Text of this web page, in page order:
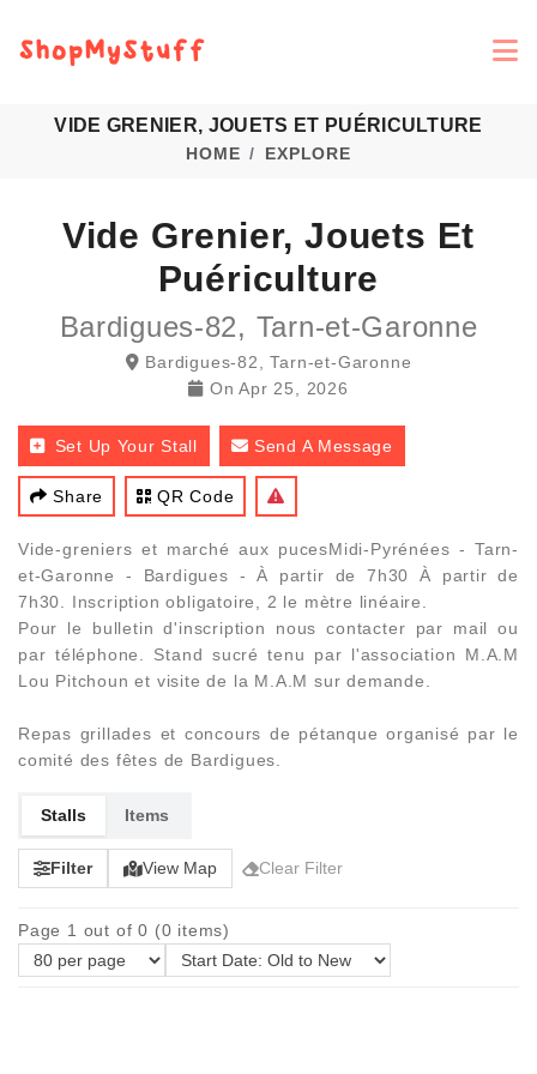
VIDE GRENIER, JOUETS ET PUÉRICULTURE
HOME EXPLORE
Vide Grenier, Jouets Et
Puériculture
Bardigues-82, Tarn-et-Garonne
Bardigues-82, Tarn-et-Garonne
On Apr 25, 2026
Set Up Your Stall Send A Message
Share QR Code
Vide-greniers et marché aux pucesMidi-Pyrénées - Tarn-
et-Garonne - Bardigues - À partir de 7h30 À partir de
7h30. Inscription obligatoire, 2 le mètre linéaire.
Pour le bulletin d'inscription nous contacter par mail ou
par téléphone. Stand sucré tenu par l'association M.A.M
Lou Pitchoun et visite de la M.A.M sur demande.
Repas grillades et concours de pétanque organisé par le
comité des fêtes de Bardigues.
Stalls Items
Filter View Map Clear Filter
Page 1 out of 0 (0 items)